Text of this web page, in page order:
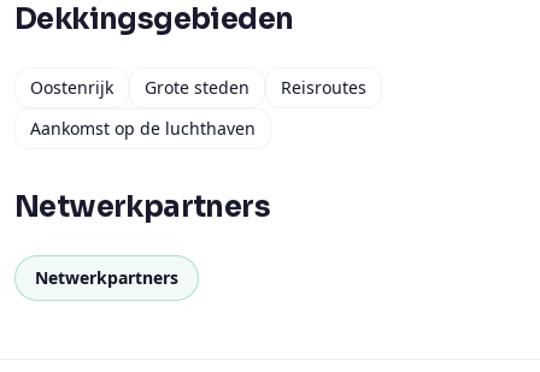
Dekkingsgebieden
Oostenrijk Grote steden
Reisroutes
Aankomst op de luchthaven
Netwerkpartners
Netwerkpartners